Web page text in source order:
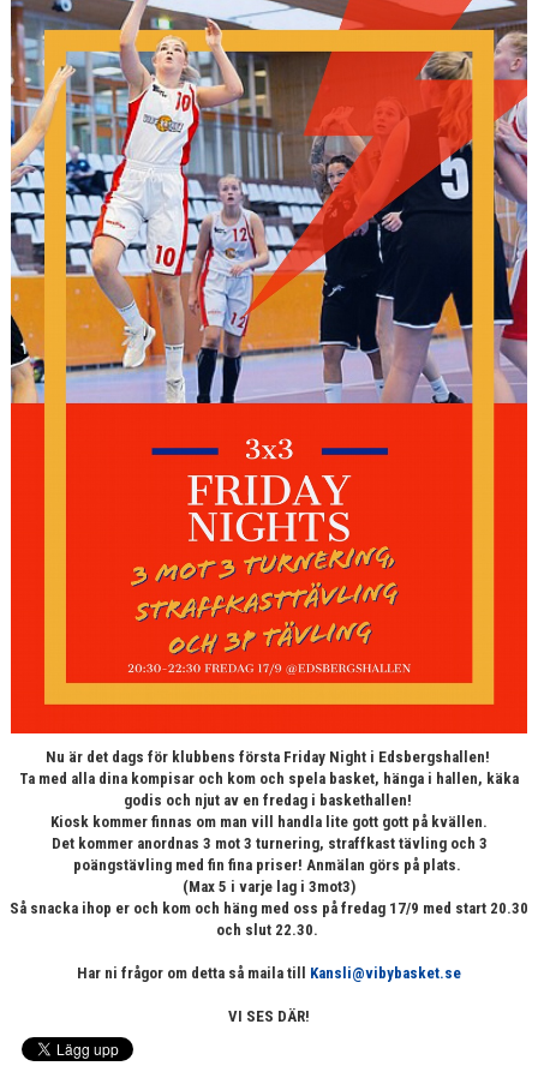
MATCH & RESULTAT
ARRANGEMANG
KLUBBSHOP
VÄRDEGRUND & UPPFÖRANDEKOD
STJÄRNSKOTT
Nu är det dags för klubbens första Friday Night i Edsbergshallen!
Ta med alla dina kompisar och kom och spela basket, hänga i hallen, käka
godis och njut av en fredag i baskethallen!
Kiosk kommer finnas om man vill handla lite gott gott på kvällen.
Det kommer anordnas 3 mot 3 turnering, straffkast tävling och 3
poängstävling med fin fina priser! Anmälan görs på plats.
(Max 5 i varje lag i 3mot3)
Så snacka ihop er och kom och häng med oss på fredag 17/9 med start 20.30
och slut 22.30.
Har ni frågor om detta så maila till Kansli@vibybasket.se
VI SES DÄR!